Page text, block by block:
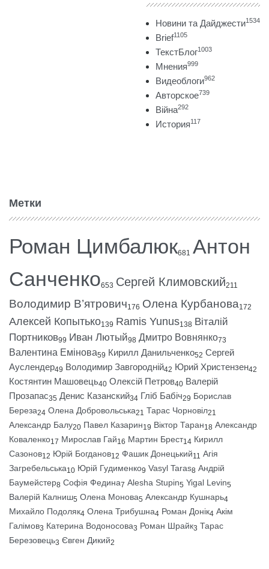
Новини та Дайджести1534
Brief1105
ТекстБлог1003
Мнения999
Видеоблоги962
Авторское739
Війна292
История117
Метки
Роман Цимбалюк681 Антон
Санченко653 Сергей Климовский211
Володимир В’ятрович176 Олена Курбанова172
Алексей Копытько139 Ramis Yunus138 Віталій
Портников99 Иван Лютый98 Дмитро Вовнянко73
Валентина Емінова59 Кирилл Данильченко52 Сергей
Ауслендер49 Володимир Завгородній42 Юрий Христензен42
Костянтин Машовець40 Олексій Петров40 Валерій
Прозапас35 Денис Казанский34 Гліб Бабіч29 Борислав
Береза24 Олена Добровольська21 Тарас Чорновіл21
Александр Балу20 Павел Казарин19 Віктор Таран18 Александр
Коваленко17 Мирослав Гай16 Мартин Брест14 Кирилл
Сазонов12 Юрій Богданов12 Фашик Донецький11 Агія
Загребельська10 Юрій Гудименко9 Vasyl Taras8 Андрій
Баумейстер8 Софія Федина7 Alesha Stupin5 Yigal Levin5
Валерій Калниш5 Олена Монова5 Александр Кушнарь4
Михайло Подоляк4 Олена Трибушна4 Роман Донік4 Акім
Галімов3 Катерина Водоносова3 Роман Шрайк3 Тарас
Березовець3 Євген Дикий2